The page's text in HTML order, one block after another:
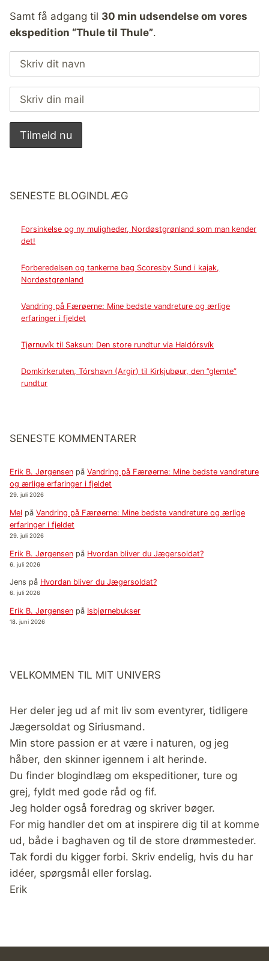
Samt få adgang til 30 min udsendelse om vores
ekspedition “Thule til Thule”.
SENESTE BLOGINDLÆG
Forsinkelse og ny muligheder, Nordøstgrønland som man kender
det!
Forberedelsen og tankerne bag Scoresby Sund i kajak,
Nordøstgrønland
Vandring på Færøerne: Mine bedste vandreture og ærlige
erfaringer i fjeldet
Tjørnuvík til Saksun: Den store rundtur via Haldórsvík
Domkirkeruten, Tórshavn (Argir) til Kirkjubøur, den ”glemte”
rundtur
SENESTE KOMMENTARER
Erik B. Jørgensen på Vandring på Færøerne: Mine bedste vandreture
og ærlige erfaringer i fjeldet
29. juli 2026
Mel på Vandring på Færøerne: Mine bedste vandreture og ærlige
erfaringer i fjeldet
29. juli 2026
Erik B. Jørgensen på Hvordan bliver du Jægersoldat?
6. juli 2026
Jens på Hvordan bliver du Jægersoldat?
6. juli 2026
Erik B. Jørgensen på Isbjørnebukser
18. juni 2026
VELKOMMEN TIL MIT UNIVERS
Her deler jeg ud af mit liv som eventyrer, tidligere
Jægersoldat og Siriusmand.
Min store passion er at være i naturen, og jeg
håber, den skinner igennem i alt herinde.
Du finder blogindlæg om ekspeditioner, ture og
grej, fyldt med gode råd og fif.
Jeg holder også foredrag og skriver bøger.
For mig handler det om at inspirere dig til at komme
ud, både i baghaven og til de store drømmesteder.
Tak fordi du kigger forbi. Skriv endelig, hvis du har
idéer, spørgsmål eller forslag.
Erik